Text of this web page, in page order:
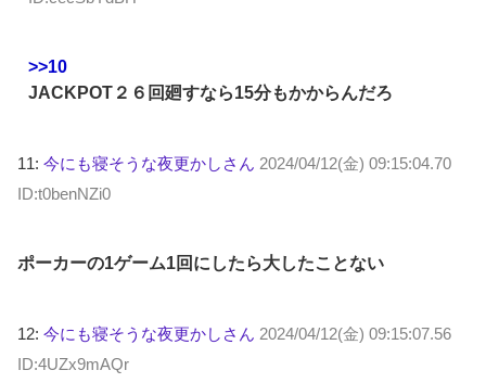
>>10
JACKPOT２６回廻すなら15分もかからんだろ
11: 今にも寝そうな夜更かしさん 2024/04/12(金) 09:15:04.70
ID:t0benNZi0
ポーカーの1ゲーム1回にしたら大したことない
12: 今にも寝そうな夜更かしさん 2024/04/12(金) 09:15:07.56
ID:4UZx9mAQr